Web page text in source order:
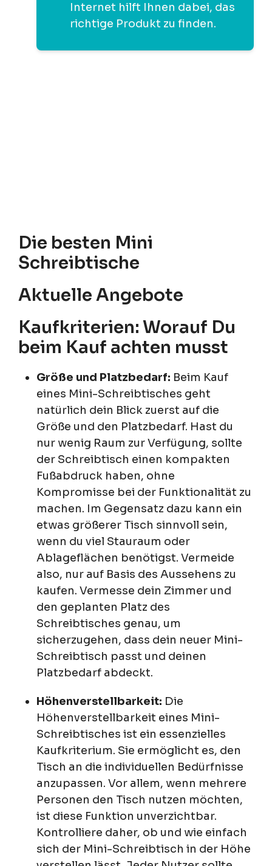
Internet hilft Ihnen dabei, das
richtige Produkt zu finden.
Die besten Mini
Schreibtische
Aktuelle Angebote
Kaufkriterien: Worauf Du
beim Kauf achten musst
Größe und Platzbedarf: Beim Kauf
eines Mini-Schreibtisches geht
natürlich dein Blick zuerst auf die
Größe und den Platzbedarf. Hast du
nur wenig Raum zur Verfügung, sollte
der Schreibtisch einen kompakten
Fußabdruck haben, ohne
Kompromisse bei der Funktionalität zu
machen. Im Gegensatz dazu kann ein
etwas größerer Tisch sinnvoll sein,
wenn du viel Stauraum oder
Ablageflächen benötigst. Vermeide
also, nur auf Basis des Aussehens zu
kaufen. Vermesse dein Zimmer und
den geplanten Platz des
Schreibtisches genau, um
sicherzugehen, dass dein neuer Mini-
Schreibtisch passt und deinen
Platzbedarf abdeckt.
Höhenverstellbarkeit: Die
Höhenverstellbarkeit eines Mini-
Schreibtisches ist ein essenzielles
Kaufkriterium. Sie ermöglicht es, den
Tisch an die individuellen Bedürfnisse
anzupassen. Vor allem, wenn mehrere
Personen den Tisch nutzen möchten,
ist diese Funktion unverzichtbar.
Kontrolliere daher, ob und wie einfach
sich der Mini-Schreibtisch in der Höhe